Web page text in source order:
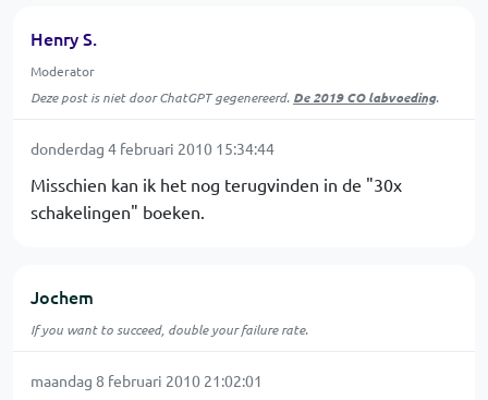
Henry S.
Moderator
Deze post is niet door ChatGPT gegenereerd. De 2019 CO labvoeding.
donderdag 4 februari 2010 15:34:44
Misschien kan ik het nog terugvinden in de "30x
schakelingen" boeken.
Jochem
If you want to succeed, double your failure rate.
maandag 8 februari 2010 21:02:01